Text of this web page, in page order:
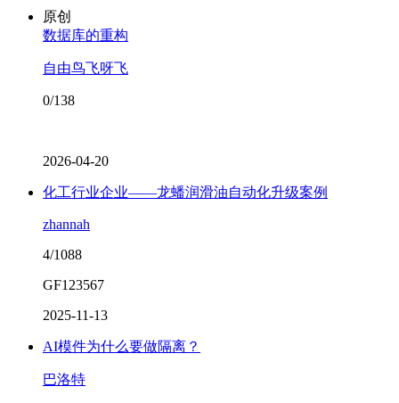
原创
数据库的重构
自由鸟飞呀飞
0/138
2026-04-20
化工行业企业——龙蟠润滑油自动化升级案例
zhannah
4/1088
GF123567
2025-11-13
AI模件为什么要做隔离？
巴洛特